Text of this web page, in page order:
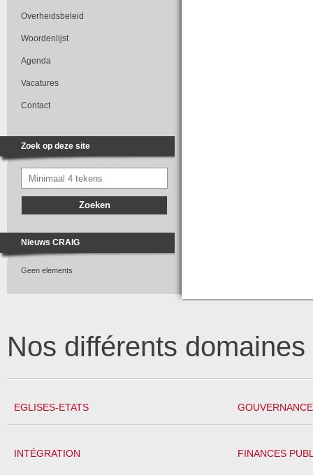
Overheidsbeleid
Woordenlijst
Agenda
Vacatures
Contact
Zoek op deze site
Nieuws CRAIG
Geen elements
Nos différents
EGLISES-ETATS
INTÉGRATION FINANCES